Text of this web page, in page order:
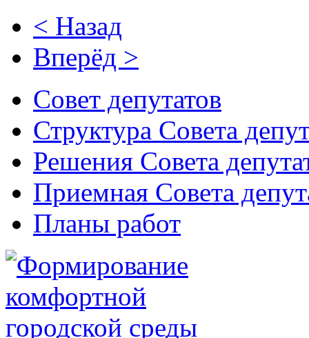
< Назад
Вперёд >
Совет депутатов
Структура Совета
Решения Совета
Приемная Совета
Планы работ